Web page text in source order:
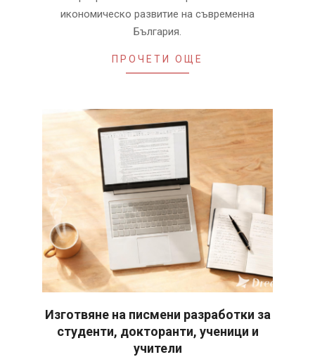
икономическо развитие на съвременна
България.
ПРОЧЕТИ ОЩЕ
Изготвяне на писмени разработки за
студенти, докторанти, ученици и
учители